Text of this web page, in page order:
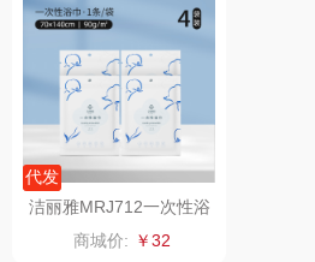
代发
洁丽雅MRJ712一次性浴
巾4包11020520
商城价: ￥32